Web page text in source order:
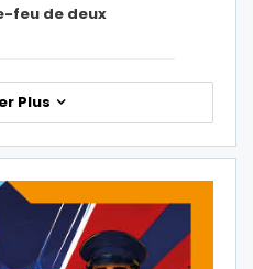
feu de deux
Plus